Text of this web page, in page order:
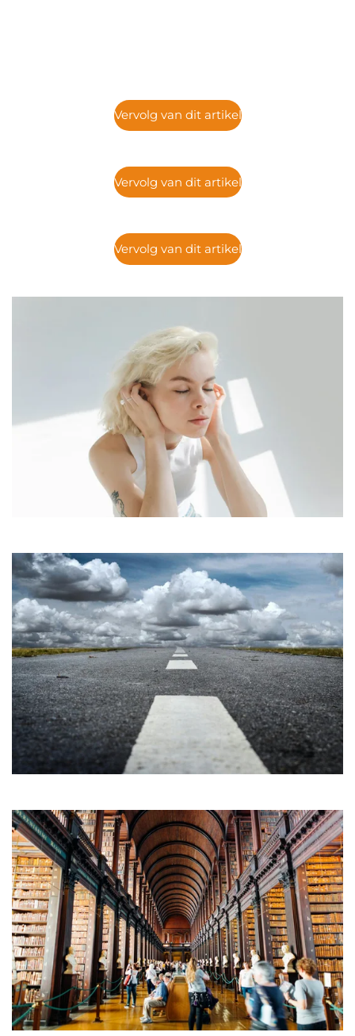
Vervolg van dit artikel
Vervolg van dit artikel
Vervolg van dit artikel